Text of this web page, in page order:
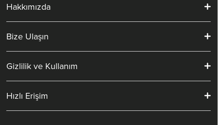
Hakkımızda
Bize Ulaşın
Gizlilik ve Kullanım
Hızlı Erişim